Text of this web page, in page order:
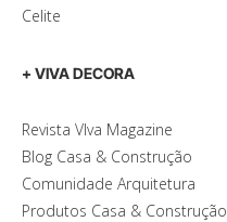
Celite
+ VIVA DECORA
Revista VIva Magazine
Blog Casa & Construção
Comunidade Arquitetura
Produtos Casa & Construção